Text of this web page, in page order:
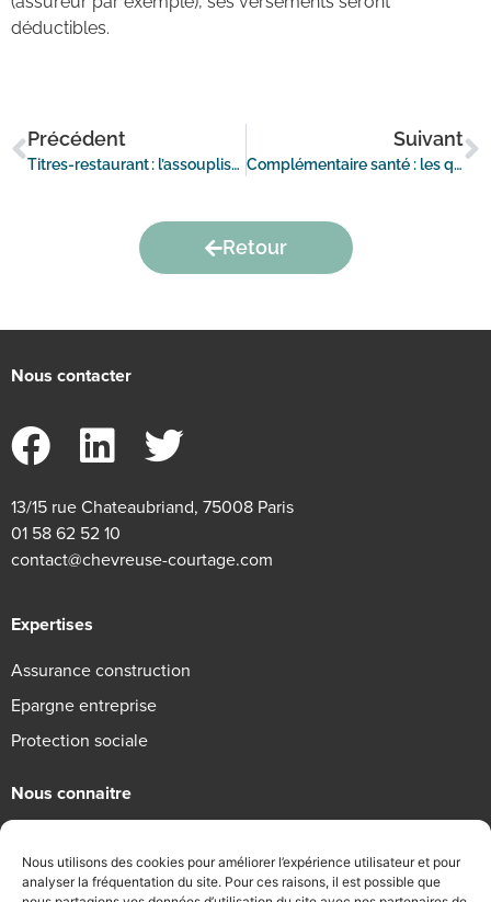
Nous utilisons des cookies pour améliorer l’expérience utilisateur et pour
analyser la fréquentation du site. Pour ces raisons, il est possible que
déductibles.
Précédent
Titres-restaurant : l’assouplissement des modalités d’utilisation prolongé
Suivant
Complémentaire santé : les quatre scénarios retenus par le Hcaam
Retour
Nous contacter
13/15 rue Chateaubriand, 75008 Paris
01 58 62 52 10
contact@chevreuse-courtage.com
Expertises
Assurance construction
Epargne entreprise
Protection sociale
Nous connaitre
Engagements RSE